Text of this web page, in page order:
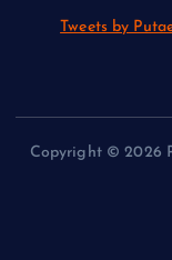
Tweets by
Copyright © 2026